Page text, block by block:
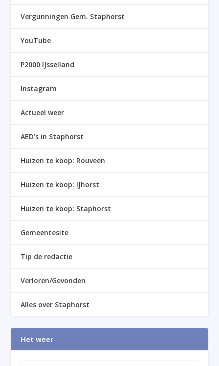
Vergunningen Gem. Staphorst
YouTube
P2000 IJsselland
Instagram
Actueel weer
AED’s in Staphorst
Huizen te koop: Rouveen
Huizen te koop: IJhorst
Huizen te koop: Staphorst
Gemeentesite
Tip de redactie
Verloren/Gevonden
Alles over Staphorst
Het weer